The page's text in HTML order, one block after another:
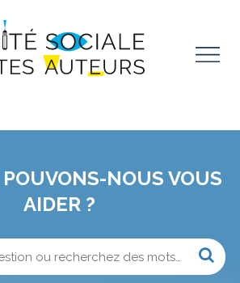
NOUS VOUS
AIDER ?
l'on
saisit